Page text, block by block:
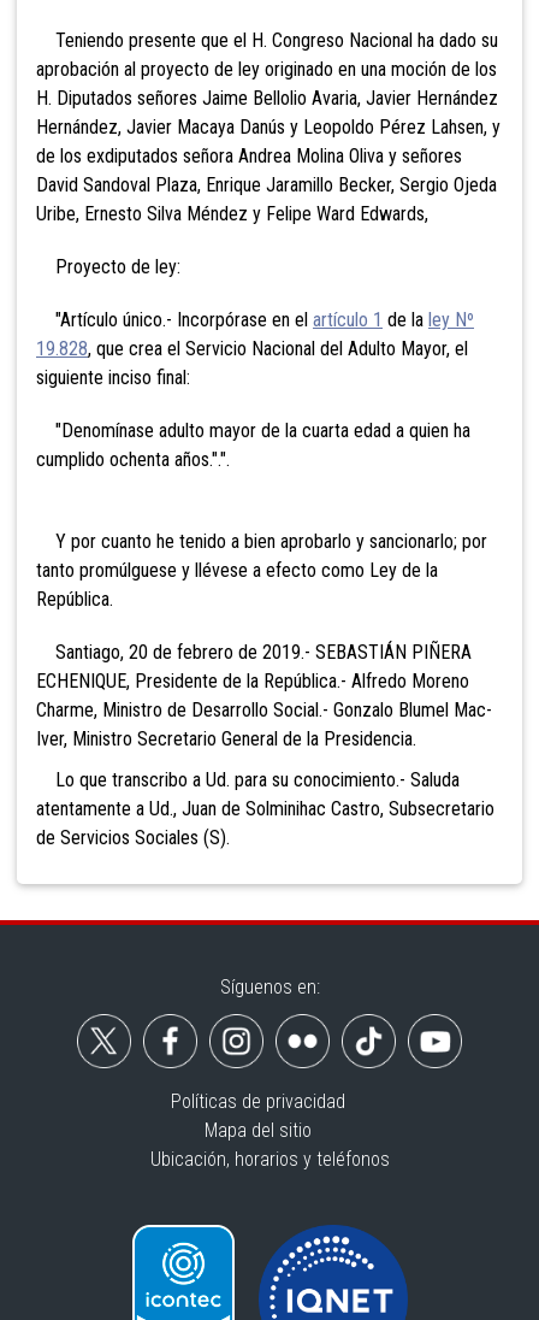
Teniendo presente que el H. Congreso Nacional ha dado su
aprobación al proyecto de ley originado en una moción de los
H. Diputados señores Jaime Bellolio Avaria, Javier Hernández
Hernández, Javier Macaya Danús y Leopoldo Pérez Lahsen, y
de los exdiputados señora Andrea Molina Oliva y señores
David Sandoval Plaza, Enrique Jaramillo Becker, Sergio Ojeda
Uribe, Ernesto Silva Méndez y Felipe Ward Edwards,
Proyecto de ley:
"Artículo único.- Incorpórase en el artículo 1 de la ley Nº
19.828, que crea el Servicio Nacional del Adulto Mayor, el
siguiente inciso final:
"Denomínase adulto mayor de la cuarta edad a quien ha
cumplido ochenta años.".".
Y por cuanto he tenido a bien aprobarlo y sancionarlo; por
tanto promúlguese y llévese a efecto como Ley de la
República.
Santiago, 20 de febrero de 2019.- SEBASTIÁN PIÑERA
ECHENIQUE, Presidente de la República.- Alfredo Moreno
Charme, Ministro de Desarrollo Social.- Gonzalo Blumel Mac-
Iver, Ministro Secretario General de la Presidencia.
Lo que transcribo a Ud. para su conocimiento.- Saluda
atentamente a Ud., Juan de Solminihac Castro, Subsecretario
de Servicios Sociales (S).
Síguenos en:
Políticas de privacidad
Mapa del sitio
Ubicación, horarios y teléfonos